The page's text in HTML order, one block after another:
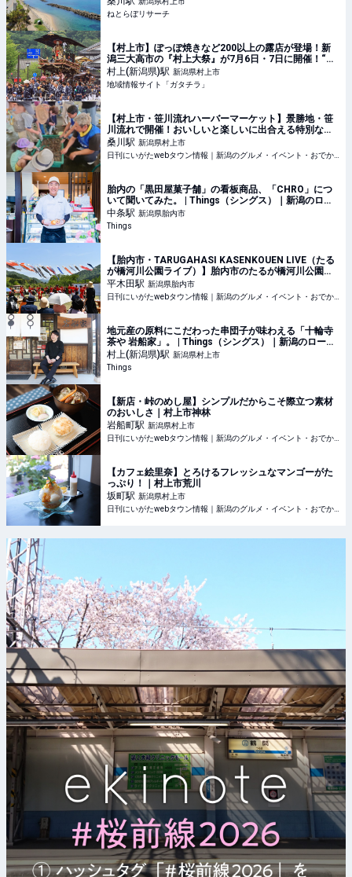
らぼリサーチ
ねとらぼリサーチ
【村上市】ぽっぽ焼きなど200以上の露店が登場！新
潟三大高市の『村上大祭』が7月6日・7日に開催！“豪
華絢爛なおしゃぎり(屋台)”巡行は必見♪ - 地域情報サイ
ト「ガタチラ」
村上(新潟県)駅 新潟県村上市
地域情報サイト「ガタチラ」
【村上市・笹川流れハーバーマーケット】景勝地・笹
川流れで開催！おいしいと楽しいに出合える特別な一
日
桑川駅 新潟県村上市
胎内の「黒田屋菓子舗」の看板商品、「CHRO」につ
いて聞いてみた。 | Things（シングス）｜新潟のロー
カルなWebマガジン
中条駅 新潟県胎内市
Things
【胎内市・TARUGAHASI KASENKOUEN LIVE（たる
が橋河川公園ライブ）】胎内市のたるが橋河川公園で2
日間にわたるライブ開催！
平木田駅 新潟県胎内市
地元産の原料にこだわった串団子が味わえる「十輪寺
茶や 岩船家」。 | Things（シングス）｜新潟のローカ
ルなWebマガジン
村上(新潟県)駅 新潟県村上市
Things
【新店・峠のめし屋】シンプルだからこそ際立つ素材
のおいしさ｜村上市神林
岩船町駅 新潟県村上市
【カフェ絵里奈】とろけるフレッシュなマンゴーがた
っぷり！｜村上市荒川
坂町駅 新潟県村上市